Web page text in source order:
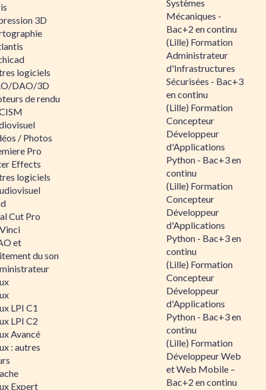
3D
logiciels
DAO/3D
de rendu
/ Photos
Pro
Effects
logiciels
Cut Pro
et
du son
LPI C1
LPI C2
Avancé
: autres
Expert
Systèmes
Mécaniques -
Bac+2 en continu
(Lille) Formation
Administrateur
d'Infrastructures
Sécurisées - Bac+3
en continu
(Lille) Formation
Concepteur
Développeur
d'Applications
Python - Bac+3 en
continu
(Lille) Formation
Concepteur
Développeur
d'Applications
Python - Bac+3 en
continu
(Lille) Formation
Concepteur
Développeur
d'Applications
Python - Bac+3 en
continu
(Lille) Formation
Développeur Web
et Web Mobile –
Bac+2 en continu